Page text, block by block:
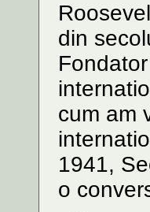
din
cum am
1941,
o